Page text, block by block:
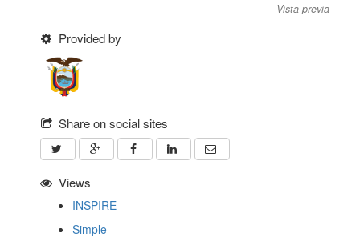
Vista previa
Provided by
Share on social sites
Views
INSPIRE
Simple